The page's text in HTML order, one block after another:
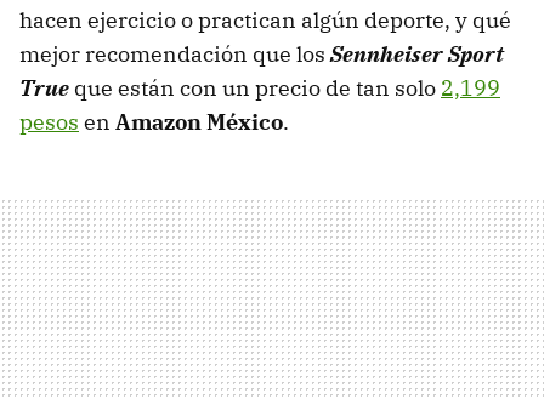
hacen ejercicio o practican algún deporte, y qué
mejor recomendación que losSennheiser Sport
True que están con un precio de tan solo 2,199
pesos en Amazon México.